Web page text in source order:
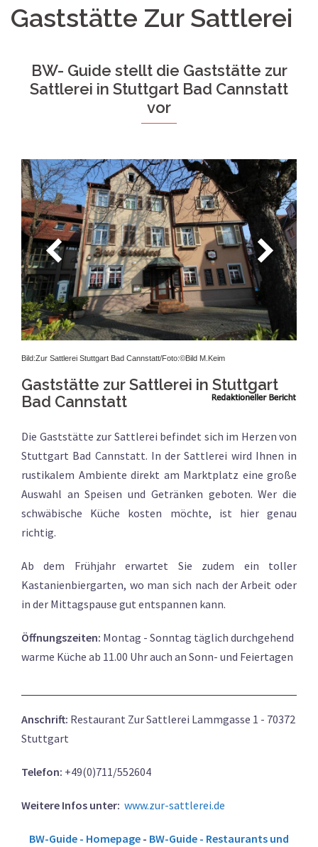
Gaststätte Zur Sattlerei
BW- Guide stellt die Gaststätte zur
Sattlerei in Stuttgart Bad Cannstatt
vor
Bild:Zur Sattlerei Stuttgart Bad Cannstatt/Foto:©Bild M.Keim
Gaststätte zur Sattlerei in Stuttgart
Bad Cannstatt
Die Gaststätte zur Sattlerei befindet sich im Herzen von
Stuttgart Bad Cannstatt. In der Sattlerei wird Ihnen in
rustikalem Ambiente direkt am Marktplatz eine große
Auswahl an Speisen und Getränken geboten. Wer die
schwäbische Küche kosten möchte, ist hier genau
richtig.
Ab dem Frühjahr erwartet Sie zudem ein toller
Kastanienbiergarten, wo man sich nach der Arbeit oder
in der Mittagspause gut entspannen kann.
Öffnungszeiten: Montag - Sonntag täglich durchgehend
warme Küche ab 11.00 Uhr auch an Sonn- und Feiertagen
Anschrift: Restaurant Zur Sattlerei Lammgasse 1 - 70372
Stuttgart
Telefon: +49(0)711/552604
Weitere Infos unter: www.zur-sattlerei.de
BW-Guide - Homepage - BW-Guide - Restaurants und